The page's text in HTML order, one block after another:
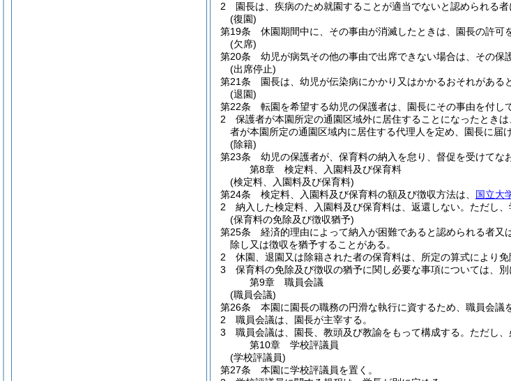
2
園長は、疾病のため就園することが適当でないと認められる者
(復園)
第19条
休園期間中に、その事由が消滅したときは、園長の許可
(欠席)
第20条
幼児が病気その他の事由で出席できない場合は、その保
(出席停止)
第21条
園長は、幼児が伝染病にかかり又はかかるおそれがある
(退園)
第22条
転園を希望する幼児の保護者は、園長にその事由を付し
2
保護者が本園所定の通園区域外に居住することになったとき
者が本園所定の通園区域内に居住する代理人を定め、園長に届
(除籍)
第23条
幼児の保護者が、保育料の納入を怠り、督促を受けてな
第8章
検定料、入園料及び保育料
(検定料、入園料及び保育料)
第24条
検定料、入園料及び保育料の額及び徴収方法は、 国立大
2
納入した検定料、入園料及び保育料は、返還しない。 ただし
(保育料の免除及び徴収猶予)
第25条
経済的理由によって納入が困難であると認められる者
除し又は徴収を猶予することがある。
2
休園、退園又は除籍された者の保育料は、所定の算式により免
3
保育料の免除及び徴収の猶予に関し必要な事項については、別
第9章
職員会議
(職員会議)
第26条
本園に園長の職務の円滑な執行に資するため、職員会議
2
職員会議は、園長が主宰する。
3
職員会議は、園長、教頭及び教諭をもって構成する。 ただし
第10章
学校評議員
(学校評議員)
第27条
本園に学校評議員を置く。